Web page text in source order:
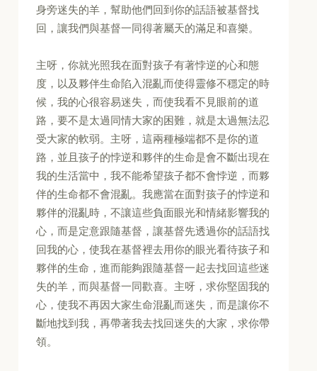
身旁迷失的羊，幫助他們回到你的話語被基督找
回，讓我們與基督一同得著屬天的滿足和喜樂。
主呀，你就光照我在面對孩子有著悖逆的心和態
度，以及夥伴生命陷入混亂而使得靈修不穩定的時
候，我的心很容易迷失，而使我看不見眼前的道
路，要不是太過同情大家的困難，就是太過無法忍
受大家的軟弱。主呀，這兩種極端都不是你的道
路，並且孩子的悖逆和夥伴的生命是會不斷出現在
我的生活當中，我不能希望孩子都不會悖逆，而夥
伴的生命都不會混亂。我應當在面對孩子的悖逆和
夥伴的混亂時，不讓這些負面眼光和情緒影響我的
心，而是定意跟隨基督，讓基督先透過你的話語找
回我的心，使我在基督裡去用你的眼光看待孩子和
夥伴的生命，進而能夠跟隨基督一起去找回這些迷
失的羊，而與基督一同歡喜。主呀，求你堅固我的
心，使我不再因大家生命混亂而迷失，而是讓你不
斷地找到我，再帶著我去找回迷失的大家，求你帶
領。